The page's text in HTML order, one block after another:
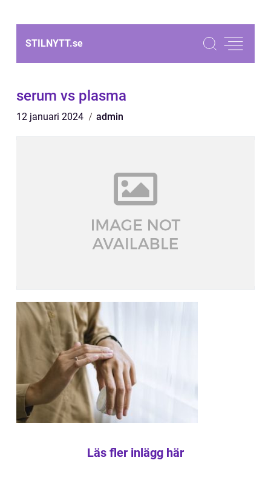
STILNYTT.se
serum vs plasma
12 januari 2024 admin
Läs fler inlägg här